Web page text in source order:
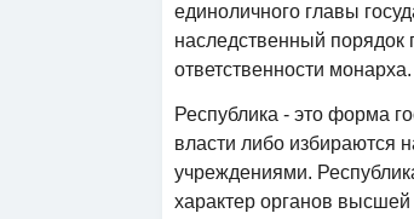
единоличного главы
наследственный порядок
ответственности монарха.
Республика - это форма
власти либо избираются
учреждениями.
характер органов